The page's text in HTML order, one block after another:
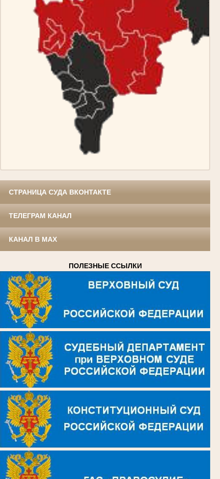
СТРАНИЦА СУДА ВКОНТАКТЕ
ТЕЛЕГРАМ КАНАЛ
КАНАЛ В MAX
ПОЛЕЗНЫЕ ССЫЛКИ